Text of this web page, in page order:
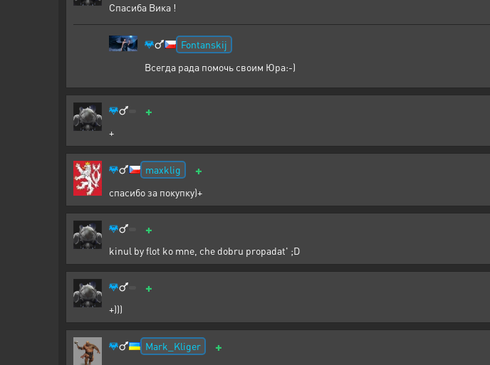
Спасиба Вика !
Fontanskij
Всегда рада помочь своим Юра:-)
+
+
maxklig +
спасибо за покупку)+
+
kinul by flot ko mne, che dobru propadat' ;D
+
+)))
Mark_Kliger +